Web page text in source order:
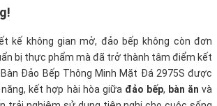
kế không gian mở, đảo bếp không còn đơn
bị thực phẩm mà đã trở thành tâm điểm kết
Đảo Bếp Thông Minh Mặt Đá 2975S được
kết hợp hài hòa giữa đảo bếp, bàn ăn và